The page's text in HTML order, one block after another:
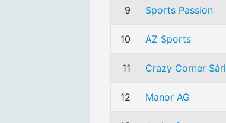
9 Sports Passion
10 AZ Sports
11 Crazy Corner Sàrl
12 Manor AG